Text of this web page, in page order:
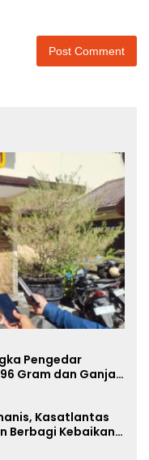
Pengedar
Gram dan Ganja
Berbagi Kebaikan